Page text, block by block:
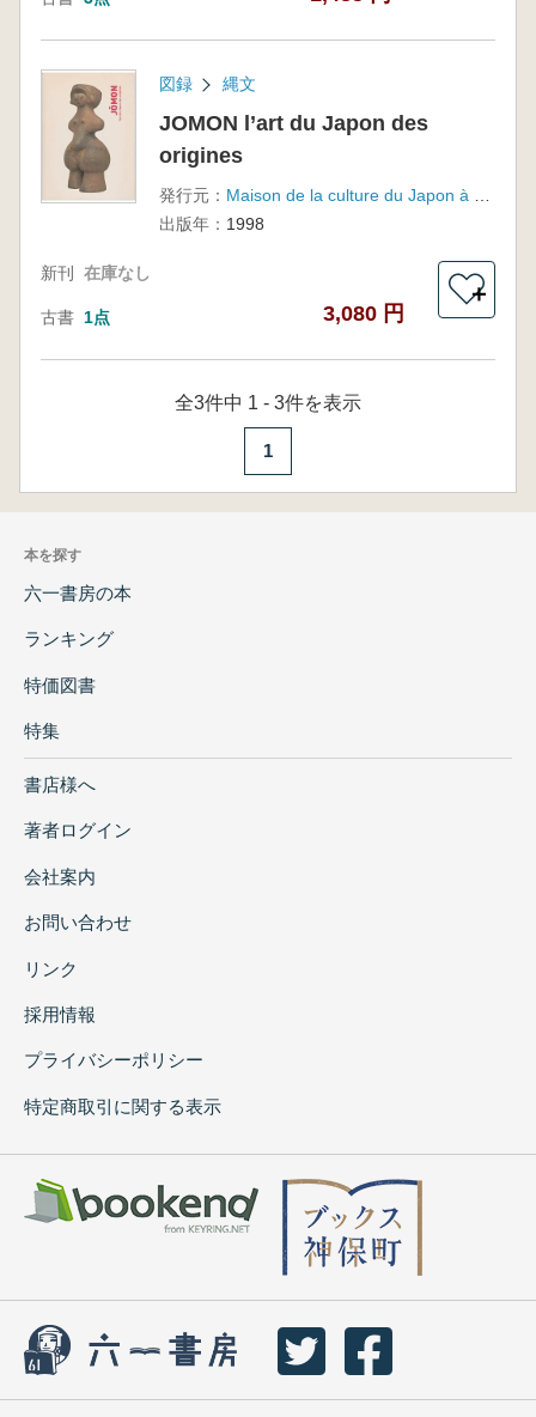
図録 縄文
JOMON l’art du Japon des
origines
発行元：
出版年： 1998
新刊 在庫なし
古書 1点 3,080 円
＋
全3件中 1 - 3件を表示
1
本を探す
六一書房の本
ランキング
特価図書
特集
書店様へ
著者ログイン
会社案内
お問い合わせ
リンク
採用情報
プライバシーポリシー
特定商取引に関する表示